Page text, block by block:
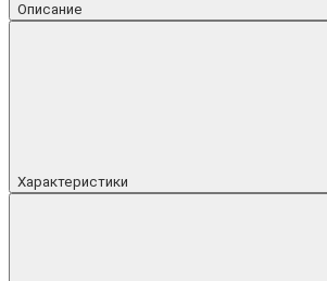
Описание
Характеристики